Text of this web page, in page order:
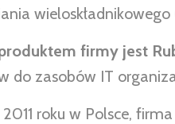
wieloskładnikowego
firmy jest
do zasobów IT
2011 roku w Polsce,